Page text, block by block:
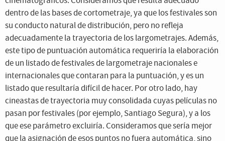
dentro de las bases de cortometraje, ya que los festivales son
su conducto natural de distribución, pero no refleja
adecuadamente la trayectoria de los largometrajes. Además,
este tipo de puntuación automática requeriría la elaboración
de un listado de festivales de largometraje nacionales e
internacionales que contaran para la puntuación, y es un
listado que resultaría difícil de hacer. Por otro lado, hay
cineastas de trayectoria muy consolidada cuyas películas no
pasan por festivales (por ejemplo, Santiago Segura), y a los
que ese parámetro excluiría. Consideramos que sería mejor